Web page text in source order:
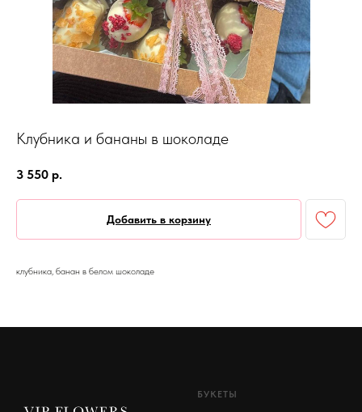
Клубника и бананы в шоколаде
3 550 р.
Добавить в корзину
клубника, банан в белом шоколаде
БУКЕТЫ